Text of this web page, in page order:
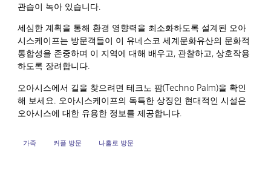
관습이 녹아 있습니다.
세심한 계획을 통해 환경 영향력을 최소화하도록 설계된 오아
시스케이프는 방문객들이 이 유네스코 세계문화유산의 문화적
통합성을 존중하며 이 지역에 대해 배우고, 관찰하고, 상호작용
하도록 장려합니다.
오아시스에서 길을 찾으려면 테크노 팜(Techno Palm)을 확인
해 보세요. 오아시스케이프의 독특한 상징인 현대적인 시설은
오아시스에 대한 유용한 정보를 제공합니다.
가족 커플 방문 나홀로 방문